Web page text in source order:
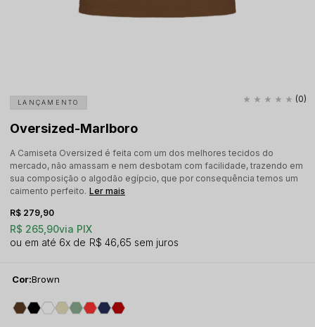
LANÇAMENTO
Oversized-Marlboro
A Camiseta Oversized é feita com um dos melhores tecidos do
mercado, não amassam e nem desbotam com facilidade, trazendo em
sua composição o algodão egípcio, que por consequência temos um
caimento perfeito. Ler mais
(0)
R$ 265,90via PIX
R$ 279,90
6x R$ 46,65 sem juros
Cor:Brown